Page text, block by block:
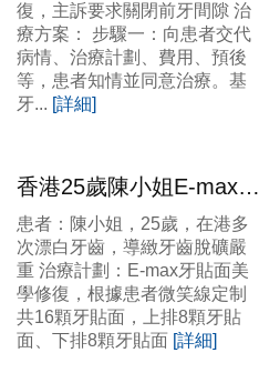
復，主訴要求關閉前牙間隙 治
療方案： 步驟一：向患者交代
病情、治療計劃、費用、預後
等，患者知情並同意治療。基
牙... [詳細]
香港25歲陳小姐E-max牙
貼面修復案例
患者：陳小姐，25歲，在港多
次漂白牙齒，導緻牙齒脫礦嚴
重 治療計劃：E-max牙貼面美
學修復，根據患者微笑線定制
共16顆牙貼面，上排8顆牙貼
面、下排8顆牙貼面 [詳細]